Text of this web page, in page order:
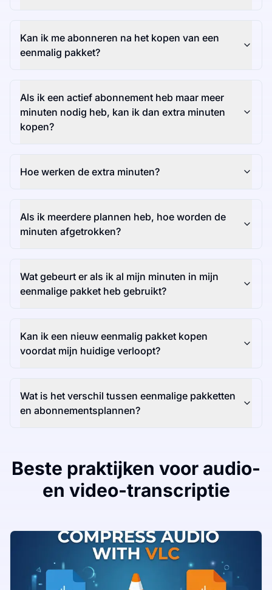
Kan ik me abonneren na het kopen van een
eenmalig pakket?
Als ik een actief abonnement heb maar meer
minuten nodig heb, kan ik dan extra minuten
kopen?
Hoe werken de extra minuten?
Als ik meerdere plannen heb, hoe worden de
minuten afgetrokken?
Wat gebeurt er als ik al mijn minuten in mijn
eenmalige pakket heb gebruikt?
Kan ik een nieuw eenmalig pakket kopen
voordat mijn huidige verloopt?
Wat is het verschil tussen eenmalige pakketten
en abonnementsplannen?
Beste praktijken voor audio-
en video-transcriptie